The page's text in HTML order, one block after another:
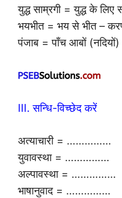
युद्ध साम्रगी = युद्ध के लिए
भयभीत = भय से भीत –
पंजाब = पाँच आबों (नदियों)
III. सन्धि-विच्छेद करें
अत्याचारी = ……………
युवावस्था = ……………
अल्पावस्था = ……………
भाषानुवाद = ……………